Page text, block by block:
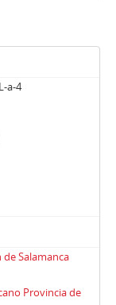
a-4
Salamanca
Provincia de